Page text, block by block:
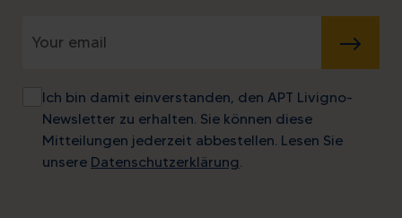
SENDEN
Ich bin damit einverstanden, den APT Livigno-
Newsletter zu erhalten. Sie können diese
Mitteilungen jederzeit abbestellen. Lesen Sie
unsere Datenschutzerklärung.